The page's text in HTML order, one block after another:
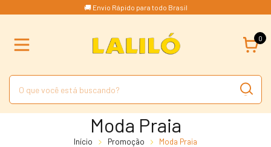
🚚 Envio Rápido para todo Brasil
0
Moda Praia
Início Promoção Moda Praia